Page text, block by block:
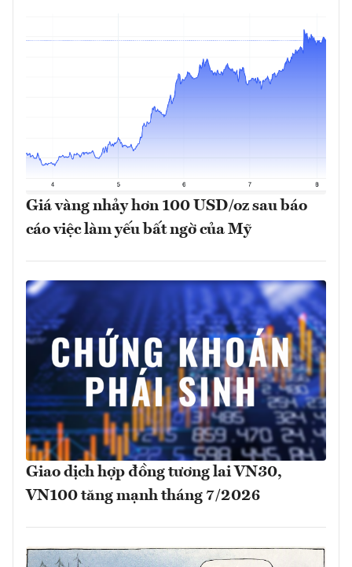
Giá vàng nhảy hơn 100 USD/oz sau báo
cáo việc làm yếu bất ngờ của Mỹ
Giao dịch hợp đồng tương lai VN30,
VN100 tăng mạnh tháng 7/2026